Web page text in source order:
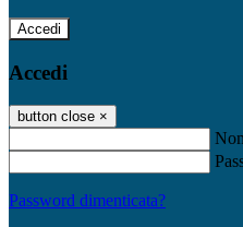
Accedi
Accedi
button close ×
Password dimenticata?